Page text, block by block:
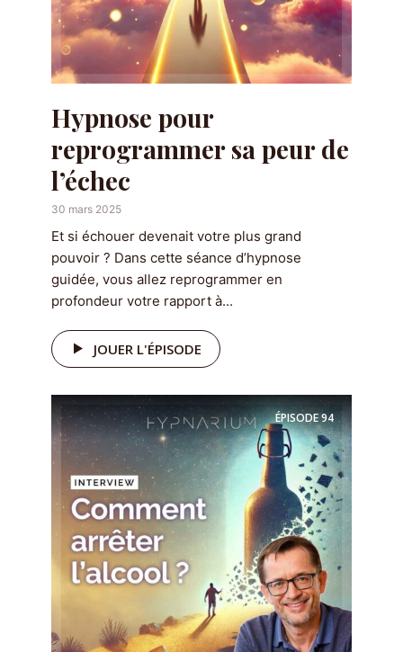
Hypnose pour
reprogrammer sa peur de
l’échec
30 mars 2025
Et si échouer devenait votre plus grand
pouvoir ? Dans cette séance d’hypnose
guidée, vous allez reprogrammer en
profondeur votre rapport à...
JOUER L'ÉPISODE
ÉPISODE94